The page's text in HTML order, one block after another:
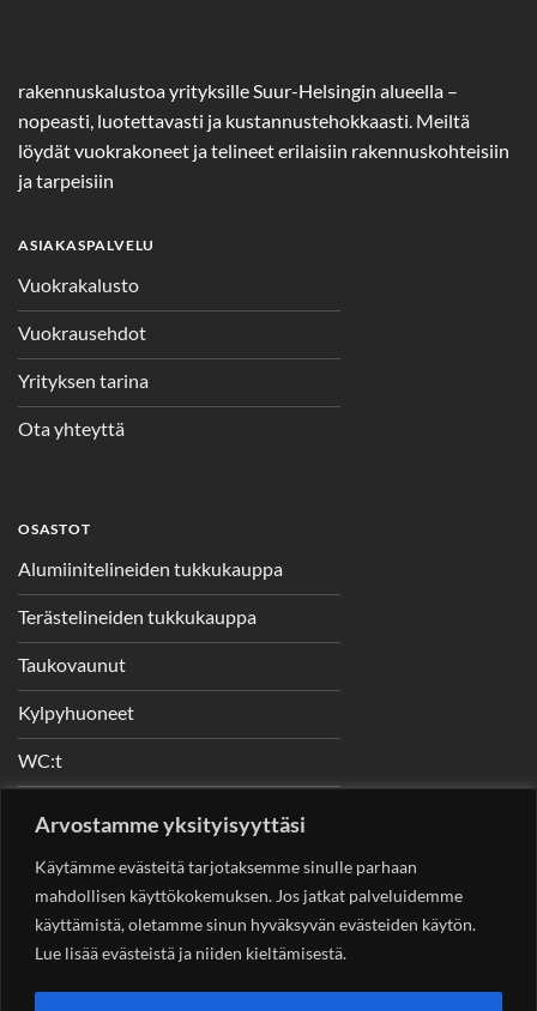
Arvostamme yksityisyyttäsi
Käytämme evästeitä tarjotaksemme sinulle parhaan
mahdollisen käyttökokemuksen. Jos jatkat palveluidemme
käyttämistä, oletamme sinun hyväksyvän evästeiden käytön.
Lue lisää evästeistä ja niiden kieltämisestä.
rakennuskalustoa yrityksille Suur-Helsingin alueella –
nopeasti, luotettavasti ja kustannustehokkaasti. Meiltä
löydät vuokrakoneet ja telineet erilaisiin rakennuskohteisiin
ja tarpeisiin
ASIAKASPALVELU
Vuokrakalusto
Vuokrausehdot
Yrityksen tarina
Ota yhteyttä
OSASTOT
Alumiinitelineiden tukkukauppa
Terästelineiden tukkukauppa
Taukovaunut
Kylpyhuoneet
WC:t
YHTEYSTIEDOT
Helsingin Rakennuskonevuokraus OySotungintie 449,